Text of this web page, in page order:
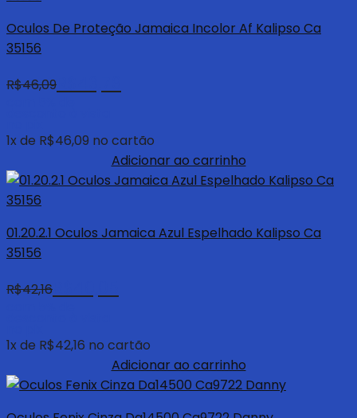
Oculos De Proteção Jamaica Incolor Af Kalipso Ca
35156
1x de R$46,09 no cartão
R$46,09
Adicionar ao carrinho
01.20.2.1 Oculos Jamaica Azul Espelhado Kalipso Ca
35156
1x de R$42,16 no cartão
R$42,16
Adicionar ao carrinho